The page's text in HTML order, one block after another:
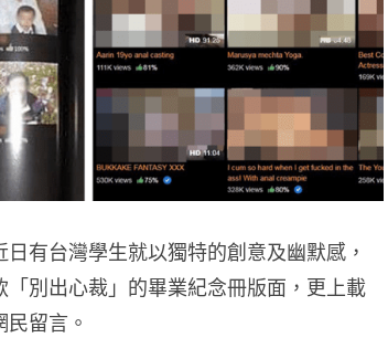
有台灣學生就以獨特的創意及幽默感，
別出心裁」的畢業紀念冊版面，更上載
留言。